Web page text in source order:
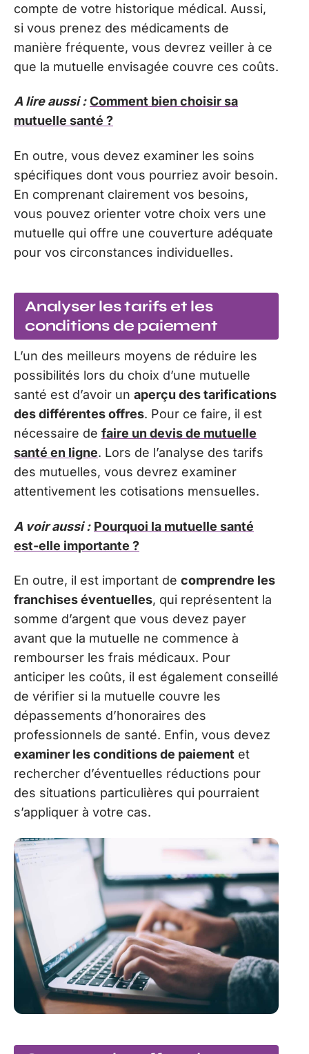
compte de votre historique médical. Aussi,
si vous prenez des médicaments de
manière fréquente, vous devrez veiller à ce
que la mutuelle envisagée couvre ces coûts.
A lire aussi : Comment bien choisir sa
mutuelle santé ?
En outre, vous devez examiner les soins
spécifiques dont vous pourriez avoir besoin.
En comprenant clairement vos besoins,
vous pouvez orienter votre choix vers une
mutuelle qui offre une couverture adéquate
pour vos circonstances individuelles.
Analyser les tarifs et les
conditions de paiement
L’un des meilleurs moyens de réduire les
possibilités lors du choix d’une mutuelle
santé est d’avoir un aperçu des tarifications
des différentes offres. Pour ce faire, il est
nécessaire de faire un devis de mutuelle
santé en ligne. Lors de l’analyse des tarifs
des mutuelles, vous devrez examiner
attentivement les cotisations mensuelles.
A voir aussi : Pourquoi la mutuelle santé
est-elle importante ?
En outre, il est important de comprendre les
franchises éventuelles, qui représentent la
somme d’argent que vous devez payer
avant que la mutuelle ne commence à
rembourser les frais médicaux. Pour
anticiper les coûts, il est également conseillé
de vérifier si la mutuelle couvre les
dépassements d’honoraires des
professionnels de santé. Enfin, vous devez
examiner les conditions de paiement et
rechercher d’éventuelles réductions pour
des situations particulières qui pourraient
s’appliquer à votre cas.